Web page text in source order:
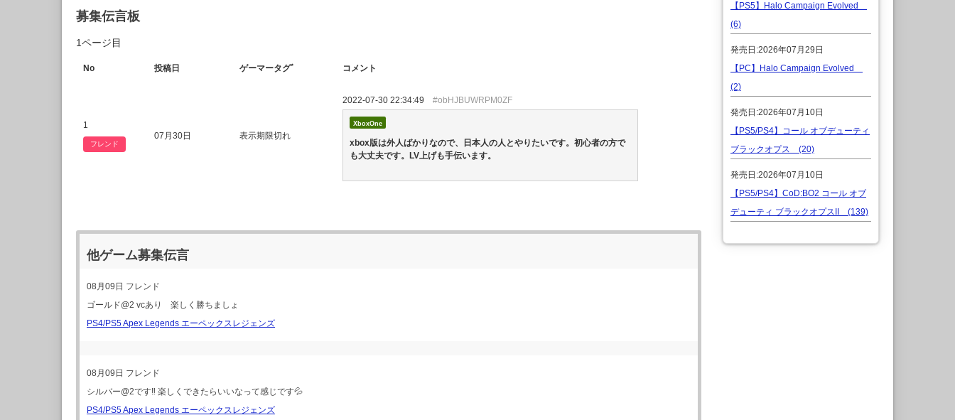
募集伝言板
1ページ目
No 投稿日 ゲーマータグﾞ コメント
1
フレンド
07月30日 表示期限切れ
2022-07-30 22:34:49 #obHJBUWRPM0ZF
XboxOne
xbox版は外人ばかりなので、日本人の人とやりたいです。初心者の方で
も大丈夫です。LV上げも手伝います。
他ゲーム募集伝言
08月09日 フレンド
ゴールド@2 vcあり 楽しく勝ちましょ
PS4/PS5 Apex Legends エーペックスレジェンズ
08月09日 フレンド
シルバー@2です‼️ 楽しくできたらいいなって感じです💦
PS4/PS5 Apex Legends エーペックスレジェンズ
【PS5】Halo Campaign Evolved
(6)
発売日:2026年07月29日
【PC】Halo Campaign Evolved
(2)
発売日:2026年07月10日
【PS5/PS4】コール オブデューティ
ブラックオプス (20)
発売日:2026年07月10日
【PS5/PS4】CoD:BO2 コール オブ
デューティ ブラックオプスII (139)